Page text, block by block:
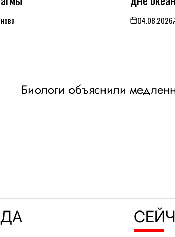
on04.08.2026
Биологи объяснили